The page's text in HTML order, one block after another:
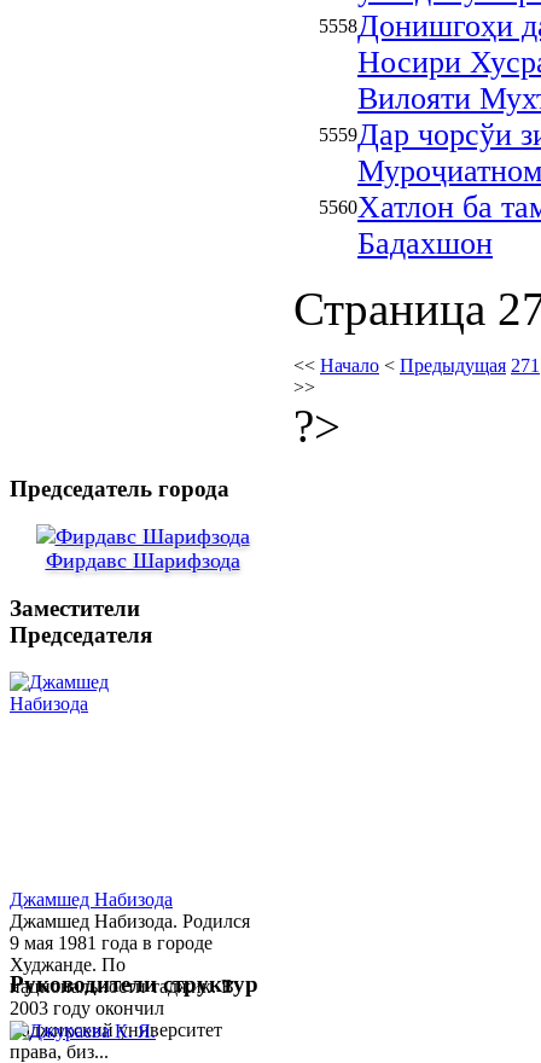
5558Донишгоҳи
Носири
Вилояти
5559Дар чорсўи
5560Хатлон ба
Бадахшон
Страница
<< Начало < Предыдущая 271
>>
?>
Председатель города
Фирдавс Шарифзода
Заместители
Председателя
Джамшед Набизода
Джамшед Набизода. Родился
9 мая 1981 года в городе
Худжанде. По
национальности таджик. В
2003 году окончил
Таджикский университет
права, биз...
Руководители структур